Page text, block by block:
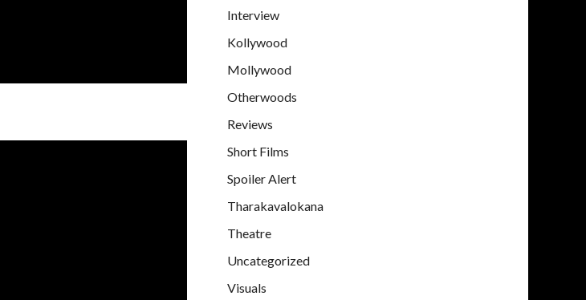
Interview
Kollywood
Mollywood
Otherwoods
Reviews
Short Films
Spoiler Alert
Tharakavalokana
Theatre
Uncategorized
Visuals